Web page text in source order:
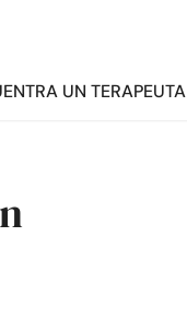
UN TERAPEUTA